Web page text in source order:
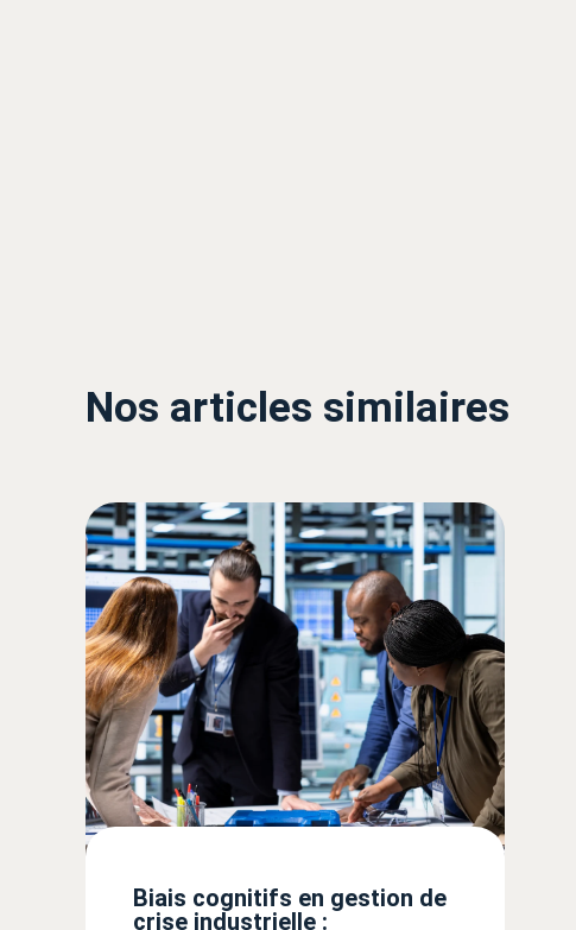
Nos articles similaires
Biais cognitifs en gestion de
crise industrielle :